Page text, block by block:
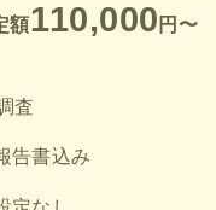
額110,000 円〜
査
告書込み